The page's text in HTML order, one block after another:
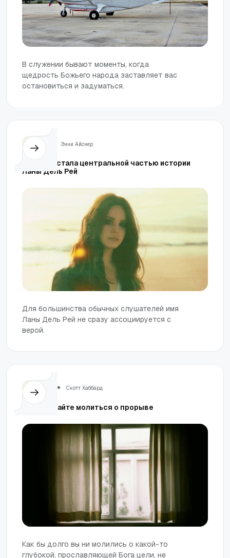
В служении бывают моменты, когда
щедрость Божьего народа заставляет вас
остановиться и задуматься.
Энни Айснер
Как вера стала центральной частью истории
Ланы Дель Рей
Для большинства обычных слушателей имя
Ланы Дель Рей не сразу ассоциируется с
верой.
Скотт Хаббард
Продолжайте молиться о прорыве
Как бы долго вы ни молились о какой-то
глубокой, прославляющей Бога цели, не